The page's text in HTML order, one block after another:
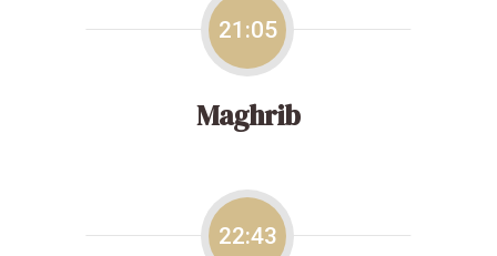
21:05
Maghrib
22:43